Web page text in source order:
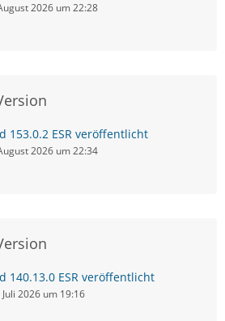
2026 um 22:28
153.0.2 ESR veröffentlicht
2026 um 22:34
140.13.0 ESR veröffentlicht
Juli 2026 um 19:16